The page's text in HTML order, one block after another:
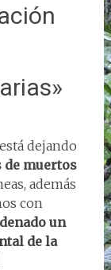
dejando
muertos
además
con
un
de la